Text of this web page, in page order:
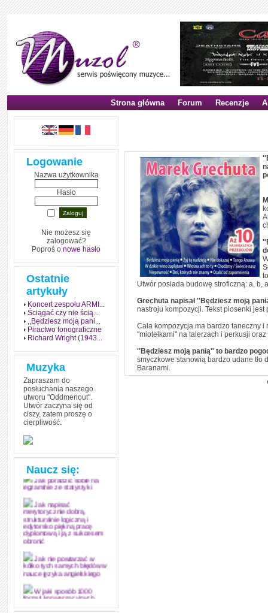
Strona główna Forum Recenzje
Logowanie
Nazwa użytkownika
Hasło
Nie możesz się
zalogować?
Poproś o nowe hasło
Ostatnie
artykuły
Koncert zespołu ARMI...
Ściągać czy nie ścią...
,,Będziesz moją pani...
Piractwo fonograficzne
Richard Wright (1943...
Muzyka
Zapraszam do
posłuchania naszego
utworu "Oddmenout".
Utwór zaczyna się od
ciszy, zatem proszę o
cierpliwość.
Naucz się:
Jak stworzyć fenomen
egzamin? Poznaj metody
Jak poradzić sobie na
egzaminie ze statystyki
Jak napisać
merytorycznie dobrą,
strukturalnie logiczną i
edytorsko piękną pracę
dyplomową i ją z sukcesem
obronić
Jak nie powtarzać w
kółko tych samych błędów w
nauce języka angielskiego
W jaki sposób 1000
formuł konwersacyjnych
pozwoli Ci opanować język
Utwór posiada budowę stroficzną: a, b,
Grechuta napisał ''Będziesz moją
nastroju kompozycji. Tekst piosenki jest
Cała kompozycja ma bardzo taneczny
''miotełkami'' na talerzach i perkusji
''Będziesz moją panią'' to bardzo
smyczkowe stanowią bardzo udane tło
Baranami.